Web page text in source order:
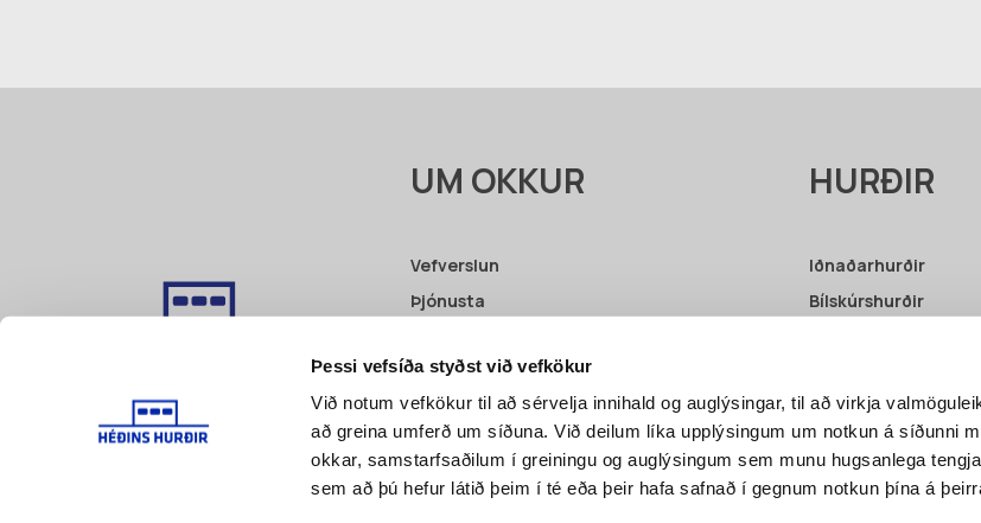
Þessi vefsíða styðst við vefkökur
Við notum vefkökur til að sérvelja innihald og auglýsingar, til að virkja
að greina umferð um síðuna. Við deilum líka upplýsingum um notkun á síðunni
okkar, samstarfsaðilum í greiningu og auglýsingum sem munu hugsanlega
sem að þú hefur látið þeim í té eða þeir hafa safnað í gegnum notkun þína á
UM OKKUR
Vefverslun
Þjónusta
Vottanir
Pöntunarbeiðni
Skilmálar
HURÐIR
Iðnaðarhurðir
Bílskúrshurðir